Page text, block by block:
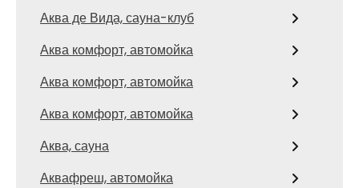
Аква де Вида, сауна-клуб
Аква комфорт, автомойка
Аква комфорт, автомойка
Аква комфорт, автомойка
Аква, сауна
Аквафреш, автомойка